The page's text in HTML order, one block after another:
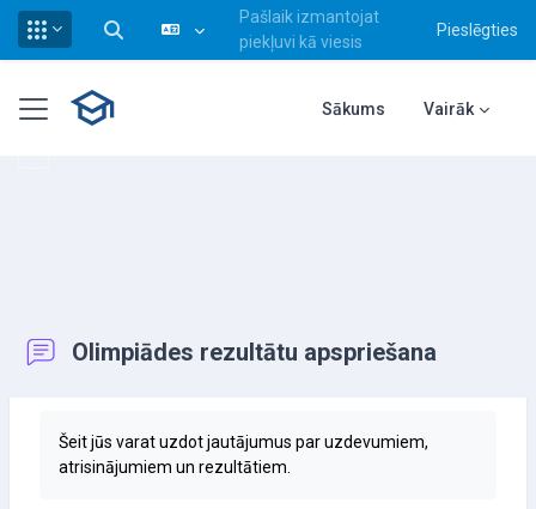
Pārslēgt meklēšanas ievadi
Pašlaik izmantojat
piekļuvi kā viesis
Pieslēgties
Sānu panelis Sākums Vairāk
Olimpiādes rezultātu apspriešana
Šeit jūs varat uzdot jautājumus par uzdevumiem,
atrisinājumiem un rezultātiem.